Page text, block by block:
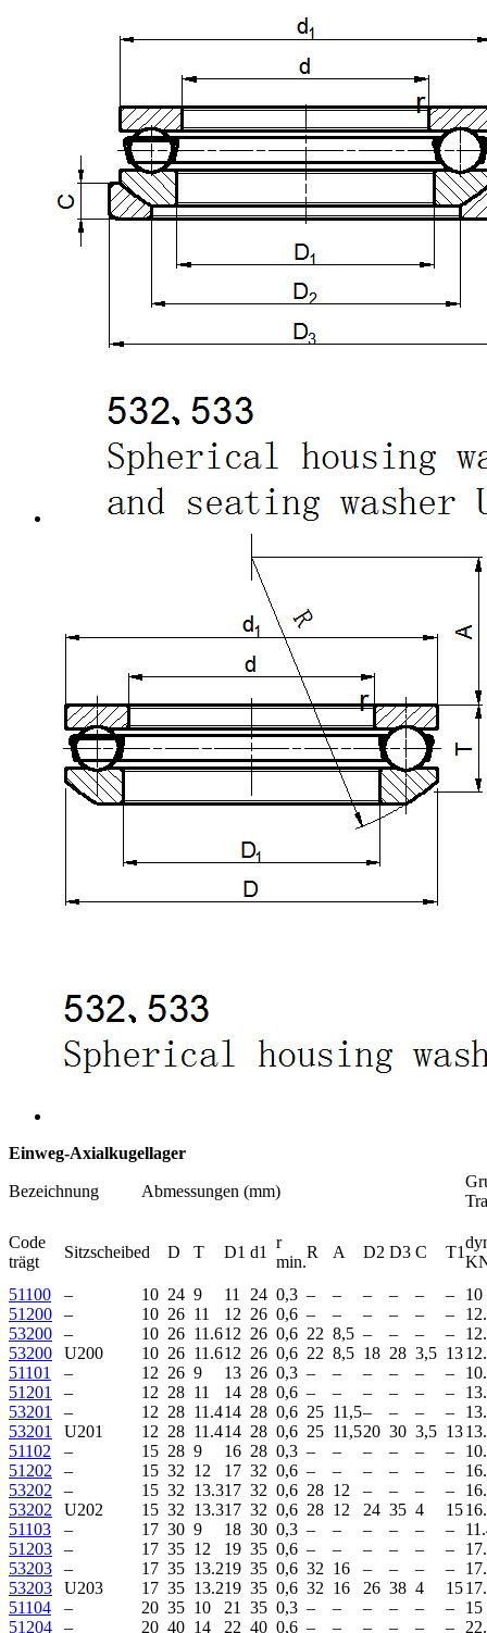
Einweg-Axialkugellager
Bezeichnung Abmessungen (mm)
Code
trägt
Sitzscheibed D T D1 d1
r
min.
R A D2 D3 C T1
51100
– 10 24 9 11 24 0,3 – – – – – –
10
51200
– 10 26 11 12 26 0,6 – – – – – –
53200
– 10 26 11.612 26 0,6 22 8,5 – – – –
53200
U200 10 26 11.612 26 0,6 22 8,5 18 28 3,5 13
51101
– 12 26 9 13 26 0,3 – – – – – –
51201
– 12 28 11 14 28 0,6 – – – – – –
53201
– 12 28 11.414 28 0,6 25 11,5– – – –
53201
U201 12 28 11.414 28 0,6 25 11,520 30 3,5 13
51102
– 15 28 9 16 28 0,3 – – – – – –
51202
– 15 32 12 17 32 0,6 – – – – – –
53202
– 15 32 13.317 32 0,6 28 12 – – – –
53202
U202 15 32 13.317 32 0,6 28 12 24 35 4 15
51103
– 17 30 9 18 30 0,3 – – – – – –
51203
– 17 35 12 19 35 0,6 – – – – – –
53203
– 17 35 13.219 35 0,6 32 16 – – – –
53203
U203 17 35 13.219 35 0,6 32 16 26 38 4 15
51104
– 20 35 10 21 35 0,3 – – – – – –
15
51204
– 20 40 14 22 40 0,6 – – – – – –